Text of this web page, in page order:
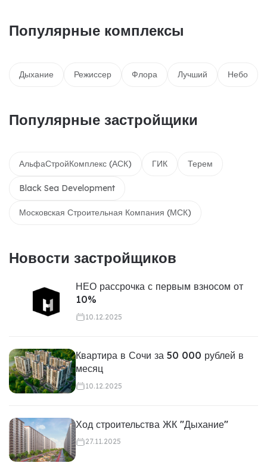
Популярные комплексы
Дыхание Режиссер Флора Лучший Небо
Популярные застройщики
АльфаСтройКомплекс (АСК) ГИК Терем
Black Sea Development
Московская Строительная Компания (МСК)
Новости застройщиков
НЕО рассрочка с первым взносом от
10%
10.12.2025
Квартира в Сочи за 50 000 рублей в
месяц
10.12.2025
Ход строительства ЖК "Дыхание"
27.11.2025